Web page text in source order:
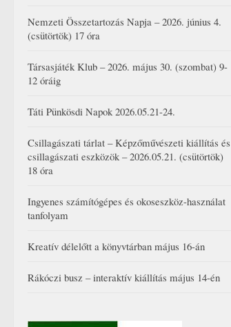
Nemzeti Összetartozás Napja – 2026. június 4.
(csütörtök) 17 óra
Társasjáték Klub – 2026. május 30. (szombat) 9-
12 óráig
Táti Pünkösdi Napok 2026.05.21-24.
Csillagászati tárlat – Képzőművészeti kiállítás és
csillagászati eszközök – 2026.05.21. (csütörtök)
18 óra
Ingyenes számítógépes és okoseszköz-használat
tanfolyam
Kreatív délelőtt a könyvtárban május 16-án
Rákóczi busz – interaktív kiállítás május 14-én